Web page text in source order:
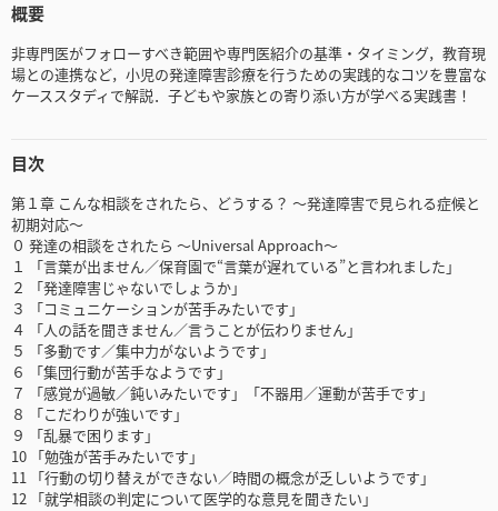
概要
非専門医がフォローすべき範囲や専門医紹介の基準・タイミング，教育現
場との連携など，小児の発達障害診療を行うための実践的なコツを豊富な
ケーススタディで解説．子どもや家族との寄り添い方が学べる実践書！
目次
第１章 こんな相談をされたら、どうする？ ～発達障害で見られる症候と
初期対応～
０ 発達の相談をされたら ～Universal Approach～
１ 「言葉が出ません／保育園で“言葉が遅れている”と言われました」
２ 「発達障害じゃないでしょうか」
３ 「コミュニケーションが苦手みたいです」
４ 「人の話を聞きません／言うことが伝わりません」
５ 「多動です／集中力がないようです」
６ 「集団行動が苦手なようです」
７ 「感覚が過敏／鈍いみたいです」「不器用／運動が苦手です」
８ 「こだわりが強いです」
９ 「乱暴で困ります」
10 「勉強が苦手みたいです」
11 「行動の切り替えができない／時間の概念が乏しいようです」
12 「就学相談の判定について医学的な意見を聞きたい」